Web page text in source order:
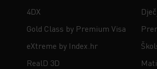
4DX
Gold Class by Premium Visa
eXtreme by Index.hr
RealD 3D